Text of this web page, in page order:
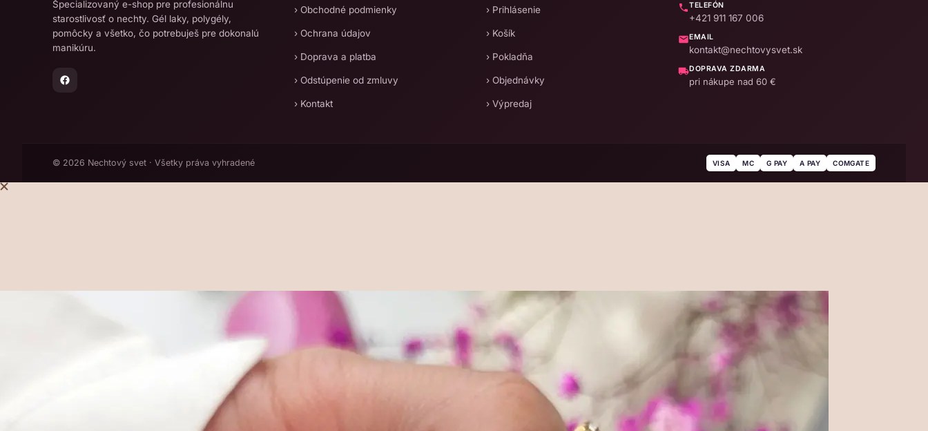
Špecializovaný e-shop pre profesionálnu
starostlivosť o nechty. Gél laky, polygély,
pomôcky a všetko, čo potrebuješ pre dokonalú
manikúru.
› Obchodné podmienky
› Ochrana údajov
› Doprava a platba
› Odstúpenie od zmluvy
› Kontakt
› Prihlásenie
› Košík
› Pokladňa
› Objednávky
› Výpredaj
TELEFÓN
+421 911 167 006
EMAIL
kontakt@nechtovysvet.sk
DOPRAVA ZDARMA
pri nákupe nad 60 €
© 2026 Nechtový svet · Všetky práva vyhradené VISA MC G PAY A PAY COMGATE